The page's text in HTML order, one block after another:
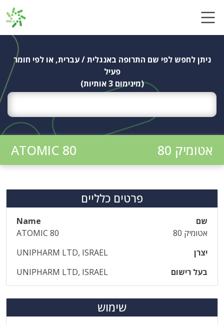
ניתן לחפש לפי שם התרופה באנגלית / עברית, או לפי חומר
פעיל
(מינימום 3 אותיות)
אטומיק 80 ATOMIC 80
פרטים כלליים
שם
Name
אטומיק 80
ATOMIC 80
יצרן
UNIPHARM LTD, ISRAEL
בעל רישום
UNIPHARM LTD, ISRAEL
שימוש